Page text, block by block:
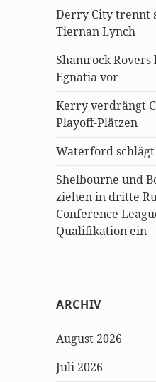
Derry City trennt
Tiernan Lynch
Shamrock Rovers
Egnatia vor
Kerry verdrängt
Playoff-Plätzen
Waterford
Shelbourne und
ziehen in dritte
Conference
Qualifikation ein
ARCHIV
August 2026
Juli 2026